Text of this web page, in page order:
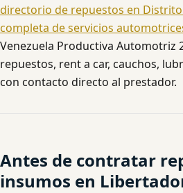
directorio de repuestos en
completa de servicios
Venezuela Productiva Automotriz
repuestos, rent a car, cauchos,
con contacto directo al prestador.
Antes de contratar
insumos en